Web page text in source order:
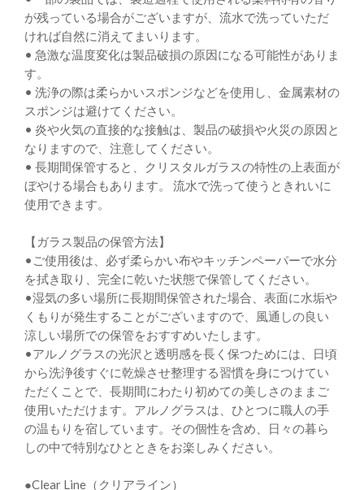
が残っている場合がございますが、流水で洗っていただ
ければ自然に消えてまいります。
• 急激な温度変化は製品破損の原因になる可能性がありま
す。
• 洗浄の際は柔らかいスポンジなどを使⽤し、⾦属素材の
スポンジは避けてください。
• 炎や⽕気の直接的な接触は、製品の破損や⽕災の原因と
なりますので、注意してください。
• ⻑期間保管すると、クリスタルガラスの特性の上表⾯が
ぼやける場合もあります。 流⽔で洗って使うときれいに
使⽤できます。
【ガラス製品の保管方法】
•ご使用後は、必ず柔らかい布やキッチンペーパーで水分
を拭き取り、完全に乾いた状態で保管してください。
•湿気の多い場所に長期間保管された場合、表面に水垢や
くもりが発生することがございますので、風通しの良い
涼しい場所での保管をおすすめいたします。
•アルノグラスの光沢と透明感を長く保つためには、日頃
から洗浄後すぐに乾燥させ整理する習慣を身につけてい
ただくことで、長期間にわたり初めての美しさのままご
使用いただけます。アルノグラスは、ひとつに職人の手
の温もりを宿しています。その個性を含め、日々の暮ら
しの中で特別なひとときをお楽しみください。
●Clear Line（クリアライン）